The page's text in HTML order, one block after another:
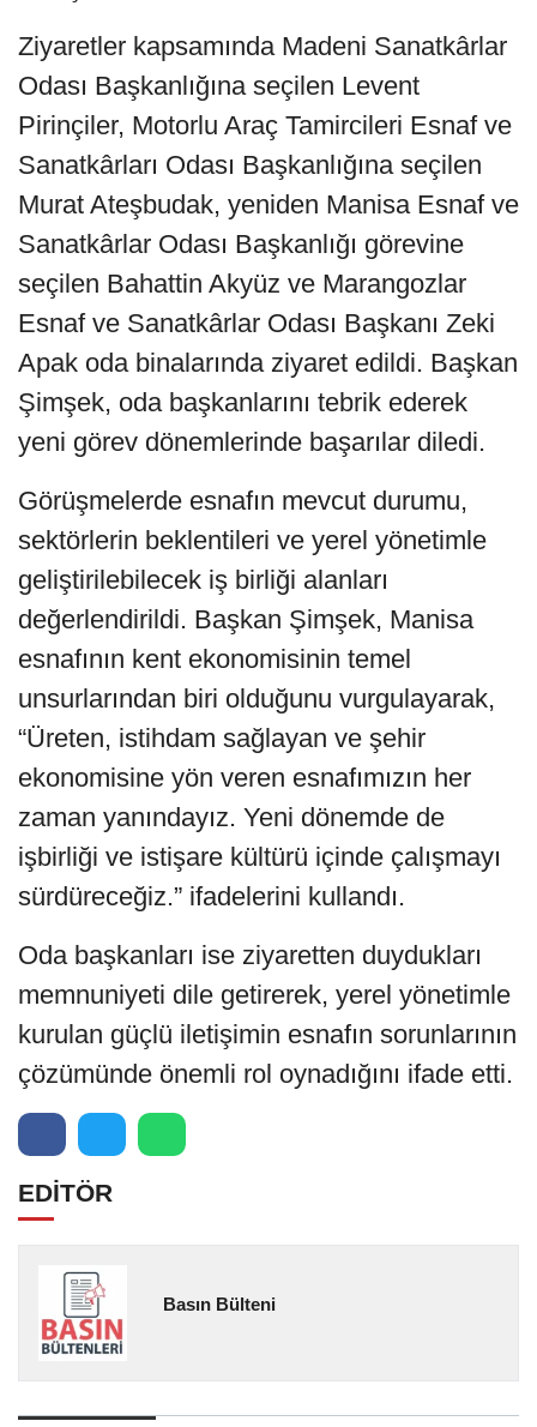
Ziyaretler kapsamında Madeni Sanatkârlar
Odası Başkanlığına seçilen Levent
Pirinçiler, Motorlu Araç Tamircileri Esnaf ve
Sanatkârları Odası Başkanlığına seçilen
Murat Ateşbudak, yeniden Manisa Esnaf ve
Sanatkârlar Odası Başkanlığı görevine
seçilen Bahattin Akyüz ve Marangozlar
Esnaf ve Sanatkârlar Odası Başkanı Zeki
Apak oda binalarında ziyaret edildi. Başkan
Şimşek, oda başkanlarını tebrik ederek
yeni görev dönemlerinde başarılar diledi.
Görüşmelerde esnafın mevcut durumu,
sektörlerin beklentileri ve yerel yönetimle
geliştirilebilecek iş birliği alanları
değerlendirildi. Başkan Şimşek, Manisa
esnafının kent ekonomisinin temel
unsurlarından biri olduğunu vurgulayarak,
“Üreten, istihdam sağlayan ve şehir
ekonomisine yön veren esnafımızın her
zaman yanındayız. Yeni dönemde de
işbirliği ve istişare kültürü içinde çalışmayı
sürdüreceğiz.” ifadelerini kullandı.
Oda başkanları ise ziyaretten duydukları
memnuniyeti dile getirerek, yerel yönetimle
kurulan güçlü iletişimin esnafın sorunlarının
çözümünde önemli rol oynadığını ifade etti.
EDİTÖR
Basın Bülteni